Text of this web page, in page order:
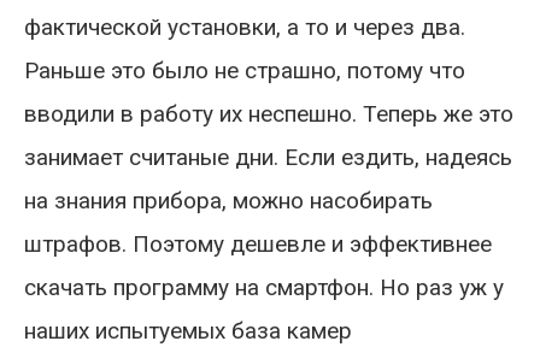
фактической установки, а то и через два.
Раньше это было не страшно, потому что
вводили в работу их неспешно. Теперь же это
занимает считаные дни. Если ездить, надеясь
на знания прибора, можно насобирать
штрафов. Поэтому дешевле и эффективнее
скачать программу на смартфон. Но раз уж у
наших испытуемых база камер